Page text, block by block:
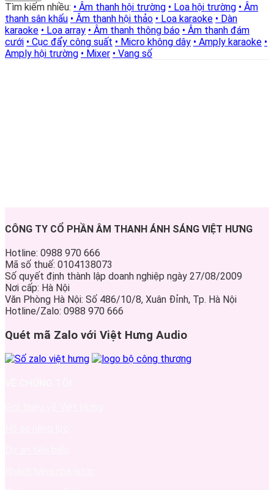
Tìm kiếm nhiều: • Âm thanh hội trường • Loa hội trường • Âm
thanh sân khấu • Âm thanh hội thảo • Loa karaoke • Dàn
karaoke • Loa array • Âm thanh thông báo • Âm thanh đám
cưới • Cục đẩy công suất • Micro không dây • Amply karaoke •
Amply hội trường • Mixer • Vang số
CÔNG TY CỔ PHẦN ÂM THANH ÁNH SÁNG VIỆT HƯNG
Hotline: 0988 970 666
Mã số thuế: 0104138073
Số quyết định thành lập doanh nghiệp ngày 27/08/2009
Nơi cấp: Hà Nội
Văn Phòng Hà Nội: Số 486/10/8, Xuân Đỉnh, Tp. Hà Nội
Hotline/Zalo: 0988 970 666
Quét mã Zalo với Việt Hưng Audio